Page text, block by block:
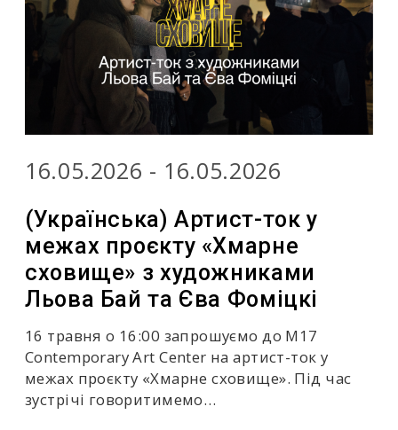
16.05.2026 - 16.05.2026
(Українська) Артист-ток у
межах проєкту «Хмарне
сховище» з художниками
Льова Бай та Єва Фоміцкі
16 травня о 16:00 запрошуємо до M17
Contemporary Art Center на артист-ток у
межах проєкту «Хмарне сховище». Під час
зустрічі говоритимемо…